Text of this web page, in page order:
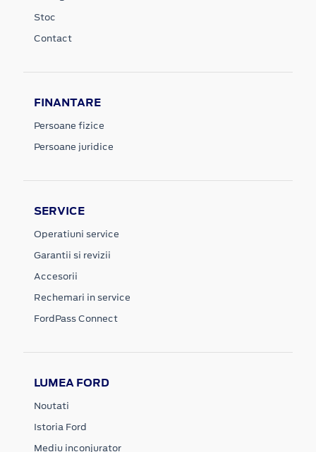
Stoc
Contact
FINANTARE
Persoane fizice
Persoane juridice
SERVICE
Operatiuni service
Garantii si revizii
Accesorii
Rechemari in service
FordPass Connect
LUMEA FORD
Noutati
Istoria Ford
Mediu inconjurator